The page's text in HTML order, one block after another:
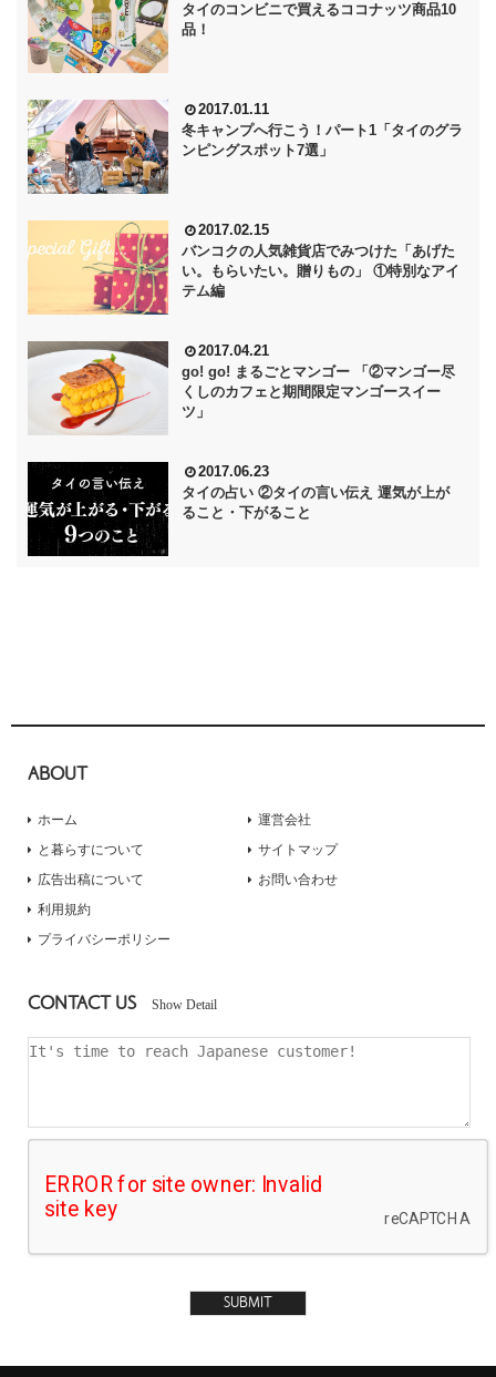
タイのコンビニで買えるココナッツ商品10
品！
2017.01.11
冬キャンプへ行こう！パート1「タイのグラ
ンピングスポット7選」
2017.02.15
バンコクの人気雑貨店でみつけた「あげた
い。もらいたい。贈りもの」 ①特別なアイ
テム編
2017.04.21
go! go! まるごとマンゴー 「②マンゴー尽
くしのカフェと期間限定マンゴースイー
ツ」
2017.06.23
タイの占い ②タイの言い伝え 運気が上が
ること・下がること
ABOUT
ホーム
と暮らすについて
広告出稿について
運営会社
サイトマップ
お問い合わせ
利用規約
プライバシーポリシー
CONTACT US Show Detail